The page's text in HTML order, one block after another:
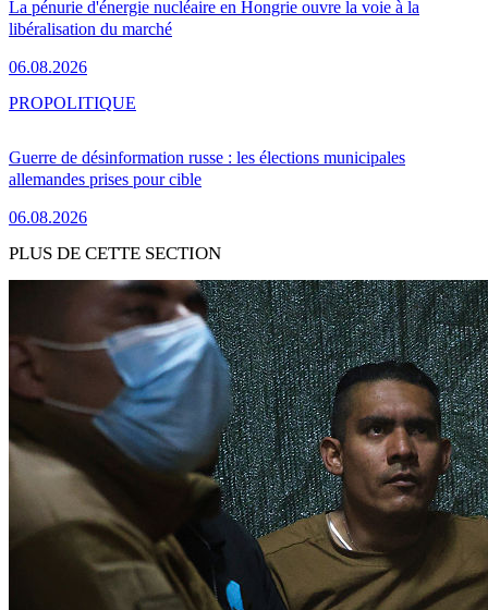
La pénurie d'énergie nucléaire en Hongrie ouvre la voie à la
libéralisation du marché
06.08.2026
Guerre de désinformation russe : les élections municipales
allemandes prises pour cible
06.08.2026
PROPOLITIQUE
PLUS DE CETTE SECTION